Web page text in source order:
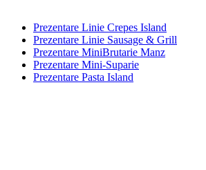
Prezentare Linie Crepes Island
Prezentare Linie Sausage & Grill
Prezentare MiniBrutarie Manz
Prezentare Mini-Suparie
Prezentare Pasta Island